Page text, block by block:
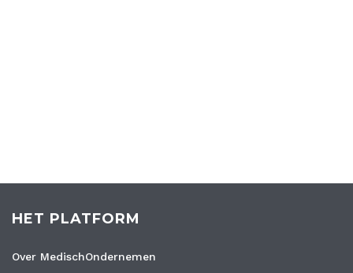
HET PLATFORM
Over MedischOndernemen